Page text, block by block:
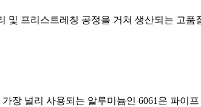
및 프리스트레칭 공정을 거쳐 생산되는 고
가장 널리 사용되는 알루미늄인 6061은 파이